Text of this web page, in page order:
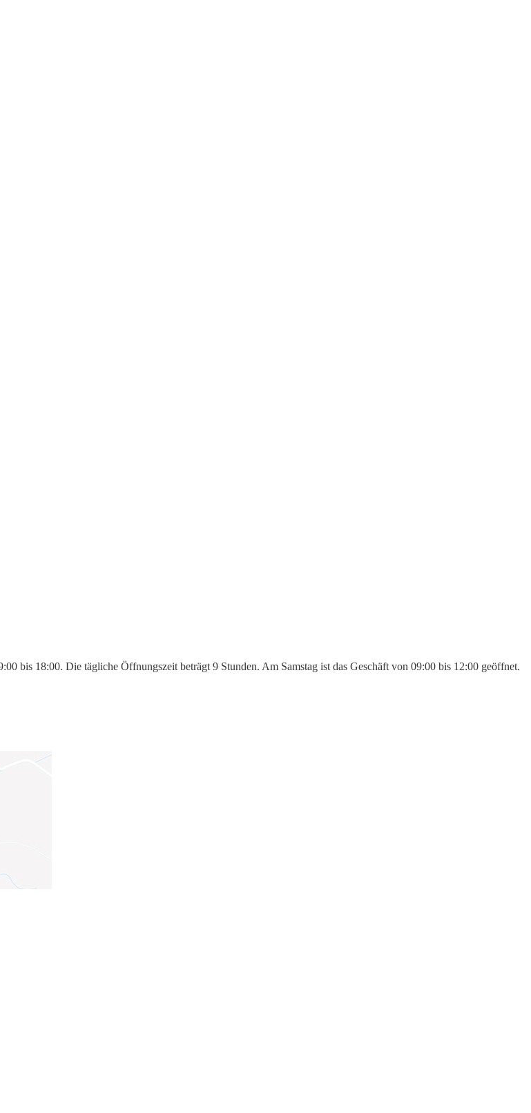
bis 18:00. Die tägliche Öffnungszeit beträgt 9 Stunden. Am Samstag ist das Geschäft von 09:00 bis 12:00 geöffnet.